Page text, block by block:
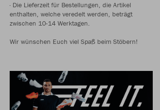
· Die Lieferzeit für Bestellungen, die Artikel
enthalten, welche veredelt werden, beträgt
zwischen 10-14 Werktagen.
Wir wünschen Euch viel Spaß beim Stöbern!